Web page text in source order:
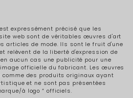
expressément précisé que les
web sont de véritables œuvres d'art
articles de mode. Ils sont le fruit d'une
relèvent de la liberté d'expression de
aucun cas une publicité pour une
officielle du fabricant. Les œuvres
des produits originaux ayant
et ne sont pas présentées
à logo “ officiels.